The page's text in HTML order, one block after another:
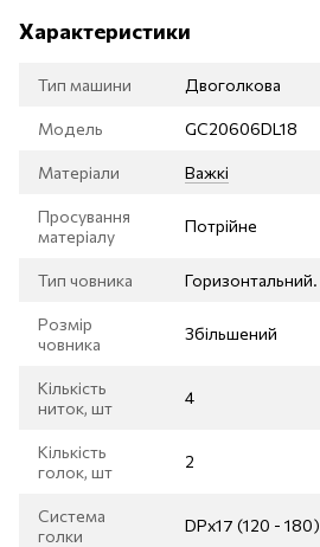
Характеристики
Тип машини Двоголкова
Модель GC20606DL18
Матеріали Важкі
Просування
матеріалу
Потрійне
Тип човника Горизонтальний.
Розмір
човника
Збільшений
Кількість
ниток, шт
4
Кількість
голок, шт
2
Система
голки
DPх17 (120 - 180)